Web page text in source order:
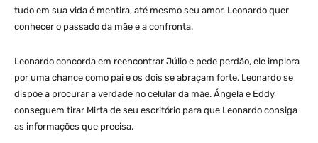
tudo em sua vida é mentira, até mesmo seu amor. Leonardo quer
conhecer o passado da mãe e a confronta.
Leonardo concorda em reencontrar Júlio e pede perdão, ele implora
por uma chance como pai e os dois se abraçam forte. Leonardo se
dispõe a procurar a verdade no celular da mãe. Ángela e Eddy
conseguem tirar Mirta de seu escritório para que Leonardo consiga
as informações que precisa.